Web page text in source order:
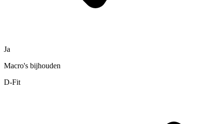
Ja
Macro's bijhouden
D-Fit